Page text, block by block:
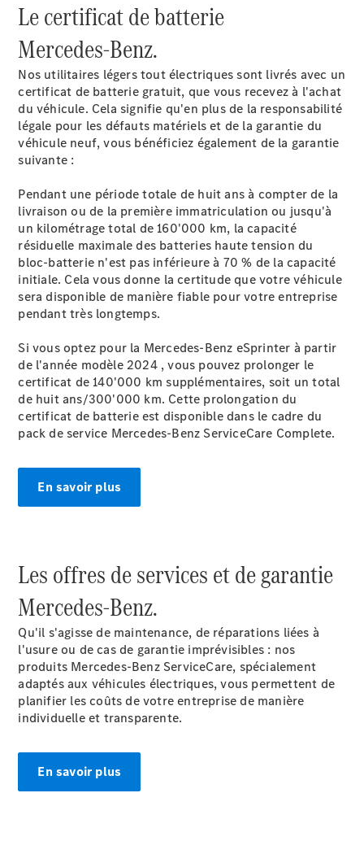
Formulaire
Prendre
rendez-
vous à
l'atelier
Prestataire /
Protection des
Le certificat de batterie
Mercedes-Benz.
Nos utilitaires légers tout électriques sont livrés avec un
certificat de batterie gratuit, que vous recevez à l'achat
du véhicule. Cela signifie qu'en plus de la responsabilité
légale pour les défauts matériels et de la garantie du
véhicule neuf, vous bénéficiez également de la garantie
suivante :
Pendant une période totale de huit ans à compter de la
livraison ou de la première immatriculation ou jusqu'à
un kilométrage total de 160'000 km, la capacité
résiduelle maximale des batteries haute tension du
bloc-batterie n'est pas inférieure à 70 % de la capacité
initiale. Cela vous donne la certitude que votre véhicule
sera disponible de manière fiable pour votre entreprise
pendant très longtemps.
Si vous optez pour la Mercedes-Benz eSprinter à partir
de l'année modèle 2024 , vous pouvez prolonger le
certificat de 140'000 km supplémentaires, soit un total
de huit ans/300'000 km. Cette prolongation du
certificat de batterie est disponible dans le cadre du
pack de service Mercedes-Benz ServiceCare Complete.
En savoir plus
Les offres de services et de garantie
Mercedes-Benz.
Qu'il s'agisse de maintenance, de réparations liées à
l'usure ou de cas de garantie imprévisibles : nos
produits Mercedes-Benz ServiceCare, spécialement
adaptés aux véhicules électriques, vous permettent de
planifier les coûts de votre entreprise de manière
individuelle et transparente.
En savoir plus